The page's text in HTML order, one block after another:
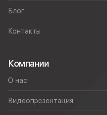
Блог
Контакты
Компании
О нас
Видеопрезентация